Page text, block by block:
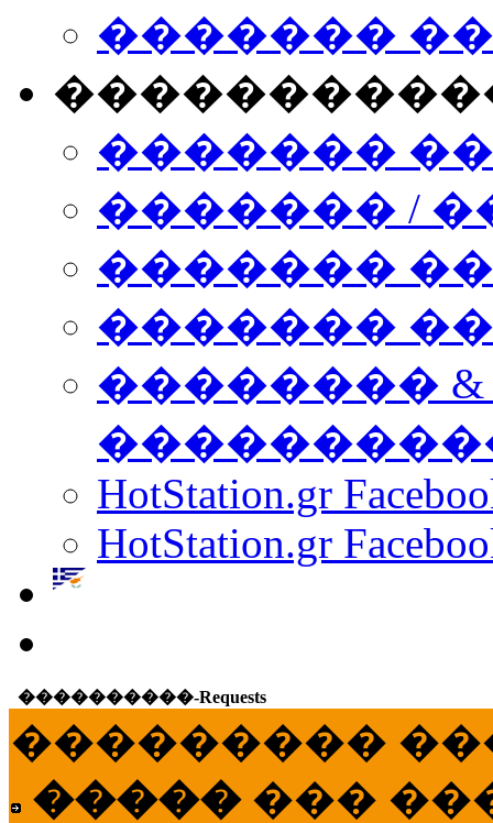
�������
�������
������� /
�������
������� ���
��������
HotStation.gr
HotStation.gr
����������-Requests
���������
����� ���